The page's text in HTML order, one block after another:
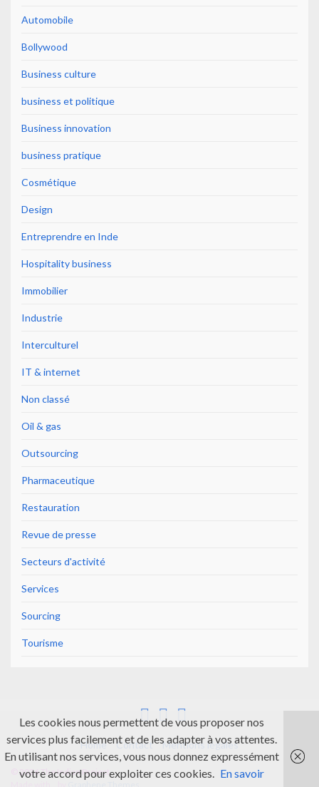
Automobile
Bollywood
Business culture
business et politique
Business innovation
business pratique
Cosmétique
Design
Entreprendre en Inde
Hospitality business
Immobilier
Industrie
Interculturel
IT & internet
Non classé
Oil & gas
Outsourcing
Pharmaceutique
Restauration
Revue de presse
Secteurs d'activité
Services
Sourcing
Tourisme
Home Contact Mentions légales
© 2026 The Indian Project.
Les cookies nous permettent de vous proposer nos
services plus facilement et de les adapter à vos attentes.
En utilisant nos services, vous nous donnez expressément
votre accord pour exploiter ces cookies. En savoir